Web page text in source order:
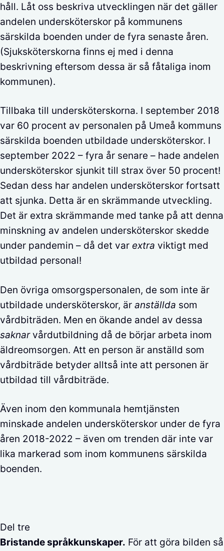
håll. Låt oss beskriva utvecklingen när det gäller
andelen undersköterskor på kommunens
särskilda boenden under de fyra senaste åren.
(Sjuksköterskorna finns ej med i denna
beskrivning eftersom dessa är så fåtaliga inom
kommunen).
Tillbaka till undersköterskorna. I september 2018
var 60 procent av personalen på Umeå kommuns
särskilda boenden utbildade undersköterskor. I
september 2022 – fyra år senare – hade andelen
undersköterskor sjunkit till strax över 50 procent!
Sedan dess har andelen undersköterskor fortsatt
att sjunka. Detta är en skrämmande utveckling.
Det är extra skrämmande med tanke på att denna
minskning av andelen undersköterskor skedde
under pandemin – då det var extra viktigt med
utbildad personal!
Den övriga omsorgspersonalen, de som inte är
utbildade undersköterskor, är anställda som
vårdbiträden. Men en ökande andel av dessa
saknarvårdutbildning då de börjar arbeta inom
äldreomsorgen. Att en person är anställd som
vårdbiträde betyder alltså inte att personen är
utbildad till vårdbiträde.
Även inom den kommunala hemtjänsten
minskade andelen undersköterskor under de fyra
åren 2018-2022 – även om trenden där inte var
lika markerad som inom kommunens särskilda
boenden.
Del tre
Bristande språkkunskaper. För att göra bilden så